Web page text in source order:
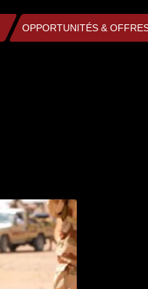
OPPORTUNITÉS &